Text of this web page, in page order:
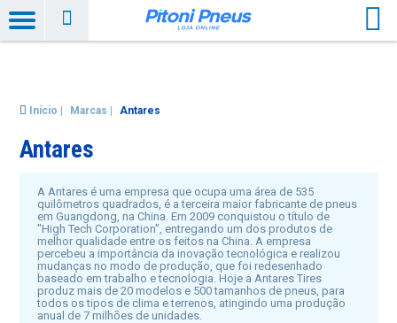
Início Marcas Antares
Antares
A Antares é uma empresa que ocupa uma área de 535
quilômetros quadrados, é a terceira maior fabricante de pneus
em Guangdong, na China. Em 2009 conquistou o título de
"High Tech Corporation", entregando um dos produtos de
melhor qualidade entre os feitos na China. A empresa
percebeu a importância da inovação tecnológica e realizou
mudanças no modo de produção, que foi redesenhado
baseado em trabalho e tecnologia. Hoje a Antares Tires
produz mais de 20 modelos e 500 tamanhos de pneus, para
todos os tipos de clima e terrenos, atingindo uma produção
anual de 7 milhões de unidades.